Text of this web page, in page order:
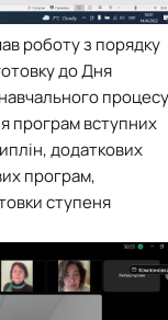
роботу з порядку
до Дня
процесу
програм вступних
додаткових
програм,
ступеня